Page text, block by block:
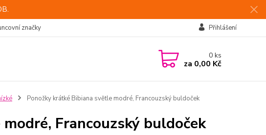
značky Přihlášení
0ks
za 0,00 Kč
Ponožky krátké Bibiana světle modré, Francouzský buldoček
Francouzský buldoček